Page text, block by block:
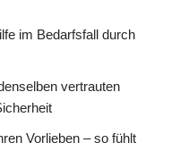
im Bedarfsfall durch
vertrauten
Vorlieben – so fühlt